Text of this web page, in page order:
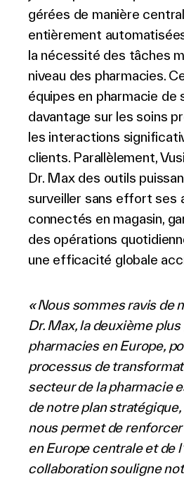
gérées de manière
entièrement
la nécessité des tâches
niveau des pharmacies.
équipes en pharmacie de
davantage sur les soins
les interactions
clients. Parallèlement,
Dr. Max des outils
surveiller sans effort ses
connectés en magasin,
des opérations
une efficacité globale
« Nous sommes ravis de
Dr. Max, la deuxième
pharmacies en Europe,
processus de
secteur de la pharmacie
de notre plan
nous permet de
en Europe centrale et de
collaboration souligne